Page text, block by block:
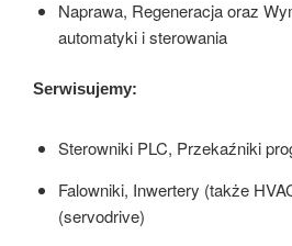
Naprawa, Regeneracja oraz
automatyki i sterowania
Serwisujemy:
Sterowniki PLC, Przekaźniki
Falowniki, Inwertery (także
(servodrive)